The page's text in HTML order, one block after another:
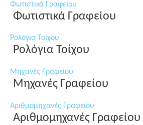
Φωτιστικά Γραφείου
Φωτιστικά Γραφείου
Ρολόγια Τοίχου
Ρολόγια Τοίχου
Μηχανές Γραφείου
Μηχανές Γραφείου
Αριθμομηχανές Γραφείου
Αριθμομηχανές Γραφείου